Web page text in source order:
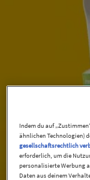
Indem du auf
ähnlichen Technologien)
gesellschaftsrechtlich
erforderlich, um die
personalisierte Werbung
Daten aus deinem